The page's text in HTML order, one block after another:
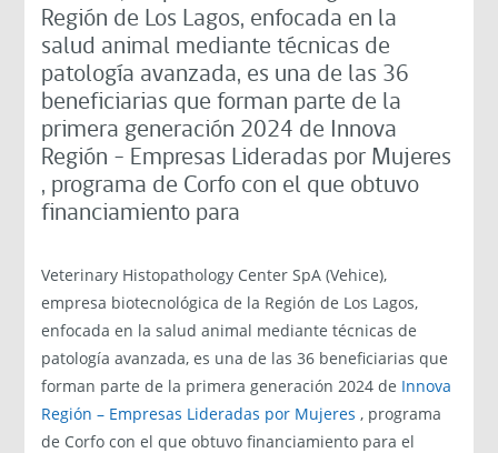
Región de Los Lagos, enfocada en la
salud animal mediante técnicas de
patología avanzada, es una de las 36
beneficiarias que forman parte de la
primera generación 2024 de Innova
Región – Empresas Lideradas por Mujeres
, programa de Corfo con el que obtuvo
financiamiento para
Veterinary Histopathology Center SpA (Vehice),
empresa biotecnológica de la Región de Los Lagos,
enfocada en la salud animal mediante técnicas de
patología avanzada, es una de las 36 beneficiarias que
forman parte de la primera generación 2024 de Innova
Región – Empresas Lideradas por Mujeres , programa
de Corfo con el que obtuvo financiamiento para el